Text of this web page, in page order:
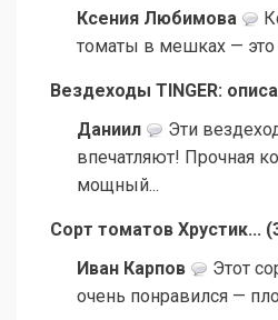
Ксения Любимова
томаты в мешках — это
Вездеходы TINGER:
Даниил
Эти
впечатляют! Прочная
мощный...
Сорт томатов Хрустик... (
Иван Карпов
Этот
очень понравился —